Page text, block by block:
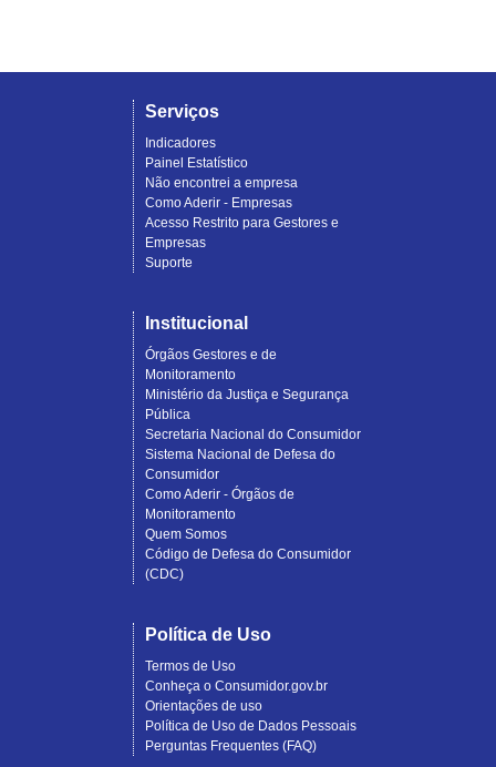
Serviços
Indicadores
Painel Estatístico
Não encontrei a empresa
Como Aderir - Empresas
Acesso Restrito para Gestores e
Empresas
Suporte
Institucional
Órgãos Gestores e de
Monitoramento
Ministério da Justiça e Segurança
Pública
Secretaria Nacional do Consumidor
Sistema Nacional de Defesa do
Consumidor
Como Aderir - Órgãos de
Monitoramento
Quem Somos
Código de Defesa do Consumidor
(CDC)
Política de Uso
Termos de Uso
Conheça o Consumidor.gov.br
Orientações de uso
Política de Uso de Dados Pessoais
Perguntas Frequentes (FAQ)